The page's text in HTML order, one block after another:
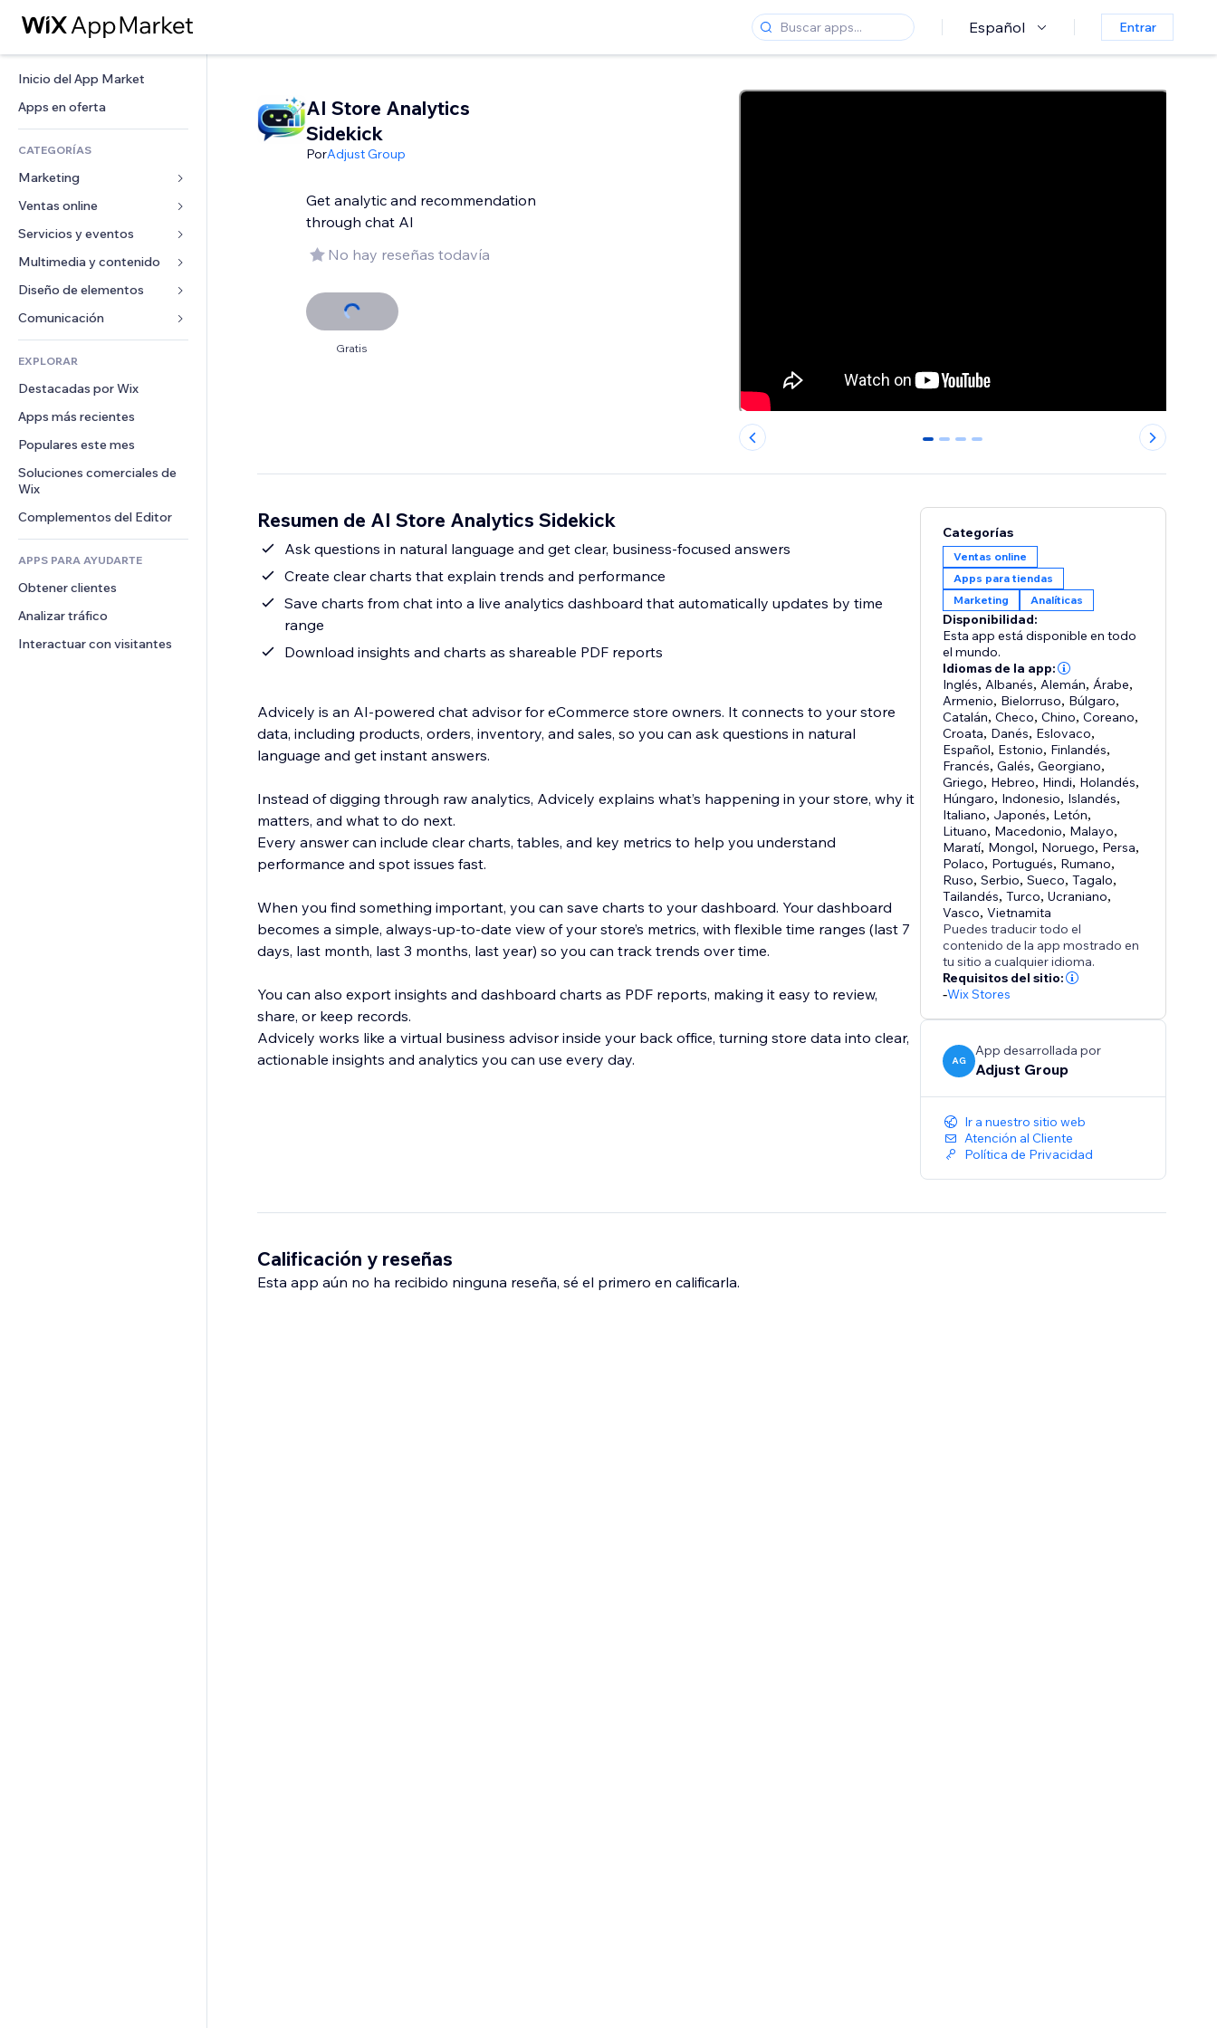
Español Entrar
Inicio del App Market
Apps en oferta
CATEGORÍAS
Marketing
Anuncios
Móvil
Analíticas
Anuncios del sitio
Email
Ventas online
Apps para tiendas
Envíos y entregas
Botones de venta
Contabilidad
Cupones y fidelización
Almacenamiento de mercancía
Crowdfunding
Alimentos y bebidas
Servicios y eventos
Hoteles
Eventos
Restaurantes
Inmobiliarias
Reservas
Multimedia y contenido
Galerías
Música
Pódcast
Fotografía
Video
PDF
Compartir archivos
Noticias
Servicios de contenido
Efectos de texto
Diseño de elementos
Mapas y navegación
Privacidad y seguridad
Reloj
Plantillas para páginas
Efectos de imágenes
Botones y menús
Banners e insignias
Calculadoras
Buscar
Formularios
Encuestas
Chat
Comentarios
Teléfono
Comunidad
Reseñas y testimonios
EXPLORAR
Destacadas por Wix
Apps más recientes
Populares este mes
Soluciones comerciales de
Wix
Complementos del Editor
APPS PARA AYUDARTE
Obtener clientes
Analizar tráfico
Interactuar con visitantes
AI Store Analytics
Sidekick
PorAdjust Group
Get analytic and recommendation
through chat AI
No hay reseñas todavía
Gratis
0 1 2 3
Resumen de AI Store Analytics Sidekick
Ask questions in natural language and get clear, business-focused answers
Create clear charts that explain trends and performance
Save charts from chat into a live analytics dashboard that automatically updates by time
range
Download insights and charts as shareable PDF reports
Advicely is an AI-powered chat advisor for eCommerce store owners. It connects to your store
data, including products, orders, inventory, and sales, so you can ask questions in natural
language and get instant answers.
Instead of digging through raw analytics, Advicely explains what’s happening in your store, why it
matters, and what to do next.
Every answer can include clear charts, tables, and key metrics to help you understand
performance and spot issues fast.
When you find something important, you can save charts to your dashboard. Your dashboard
becomes a simple, always-up-to-date view of your store’s metrics, with flexible time ranges (last 7
days, last month, last 3 months, last year) so you can track trends over time.
You can also export insights and dashboard charts as PDF reports, making it easy to review,
share, or keep records.
Advicely works like a virtual business advisor inside your back office, turning store data into clear,
actionable insights and analytics you can use every day.
Categorías
Ventas online
Apps para tiendas
Marketing
Analíticas
Disponibilidad:
Esta app está disponible en todo
el mundo.
Idiomas de la app:
Inglés, Albanés, Alemán, Árabe,
Armenio, Bielorruso, Búlgaro,
Catalán,Checo,Chino,Coreano,
Croata, Danés, Eslovaco,
Español, Estonio, Finlandés,
Francés,Galés,Georgiano,
Griego, Hebreo, Hindi, Holandés,
Húngaro, Indonesio, Islandés,
Italiano, Japonés, Letón,
Lituano, Macedonio, Malayo,
Maratí, Mongol, Noruego, Persa,
Polaco, Portugués, Rumano,
Ruso,Serbio,Sueco,Tagalo,
Tailandés,Turco,Ucraniano,
Vasco,Vietnamita
Puedes traducir todo el
contenido de la app mostrado en
tu sitio a cualquier idioma.
Requisitos del sitio:
-Wix Stores
AG
App desarrollada por
Adjust Group
Ir a nuestro sitio web
Atención al Cliente
Política de Privacidad
Calificación y reseñas
Esta app aún no ha recibido ninguna reseña, sé el primero en calificarla.